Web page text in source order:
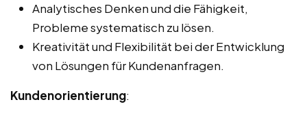
Analytisches Denken und die Fähigkeit,
Probleme systematisch zu lösen.
Kreativität und Flexibilität bei der Entwicklung
von Lösungen für Kundenanfragen.
Kundenorientierung: